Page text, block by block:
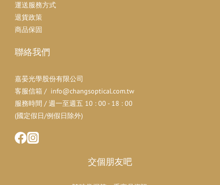
運送服務方式
退貨政策
商品保固
聯絡我們
嘉晏光學股份有限公司
客服信箱 / info@changsoptical.com.tw
服務時間 / 週一至週五 10 : 00 - 18 : 00
(國定假日/例假日除外)
交個朋友吧